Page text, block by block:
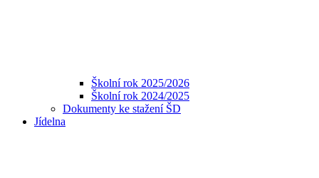
Školní rok 2025/2026
Školní rok 2024/2025
Dokumenty ke stažení ŠD
Jídelna